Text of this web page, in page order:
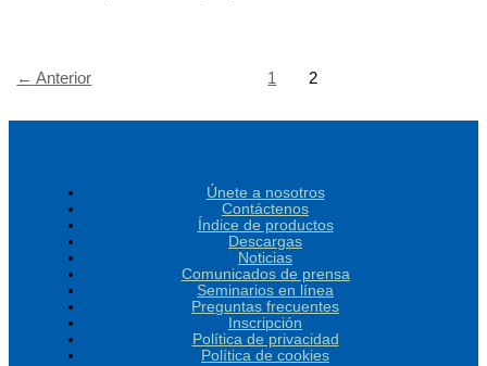
← Anterior 1 2
Únete a nosotros
Contáctenos
Índice de productos
Descargas
Noticias
Comunicados de prensa
Seminarios en línea
Preguntas frecuentes
Inscripción
Política de privacidad
Política de cookies